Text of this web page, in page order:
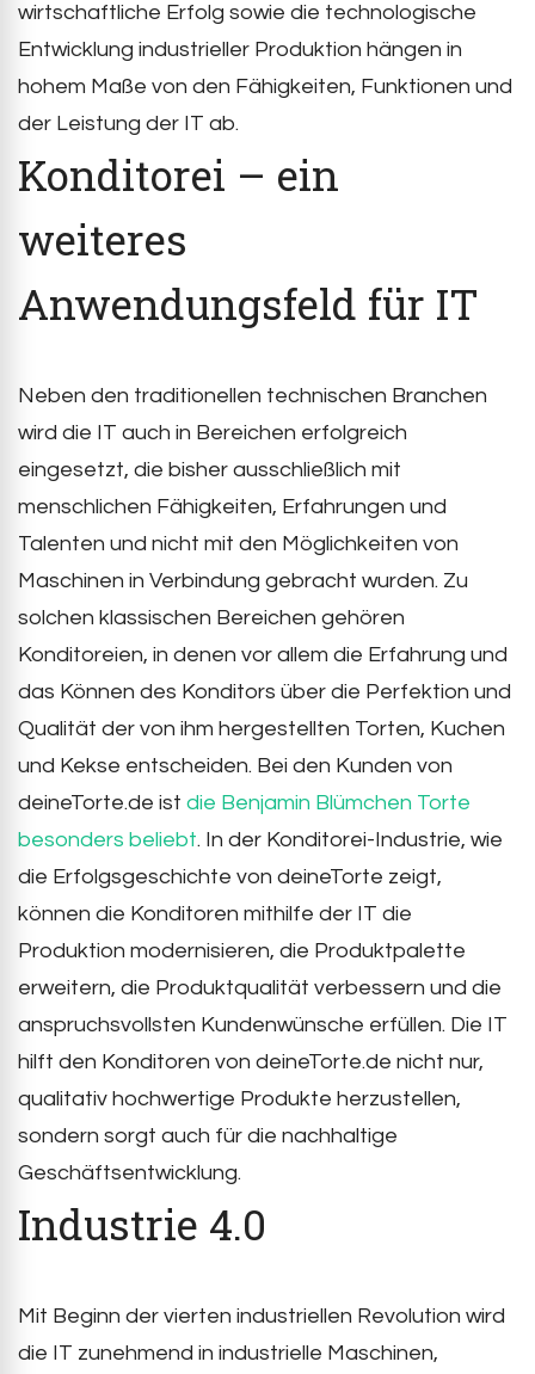
wirtschaftliche Erfolg sowie die technologische
Entwicklung industrieller Produktion hängen in
hohem Maße von den Fähigkeiten, Funktionen und
der Leistung der IT ab.
Konditorei – ein
weiteres
Anwendungsfeld für IT
Neben den traditionellen technischen Branchen
wird die IT auch in Bereichen erfolgreich
eingesetzt, die bisher ausschließlich mit
menschlichen Fähigkeiten, Erfahrungen und
Talenten und nicht mit den Möglichkeiten von
Maschinen in Verbindung gebracht wurden. Zu
solchen klassischen Bereichen gehören
Konditoreien, in denen vor allem die Erfahrung und
das Können des Konditors über die Perfektion und
Qualität der von ihm hergestellten Torten, Kuchen
und Kekse entscheiden. Bei den Kunden von
deineTorte.de ist die Benjamin Blümchen Torte
besonders beliebt. In der Konditorei-Industrie, wie
die Erfolgsgeschichte von deineTorte zeigt,
können die Konditoren mithilfe der IT die
Produktion modernisieren, die Produktpalette
erweitern, die Produktqualität verbessern und die
anspruchsvollsten Kundenwünsche erfüllen. Die IT
hilft den Konditoren von deineTorte.de nicht nur,
qualitativ hochwertige Produkte herzustellen,
sondern sorgt auch für die nachhaltige
Geschäftsentwicklung.
Industrie 4.0
Mit Beginn der vierten industriellen Revolution wird
die IT zunehmend in industrielle Maschinen,